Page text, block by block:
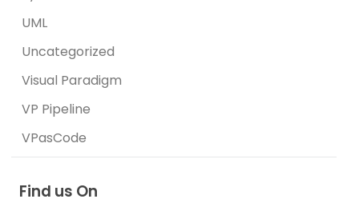
UML
Uncategorized
Visual Paradigm
VP Pipeline
VPasCode
Find us On